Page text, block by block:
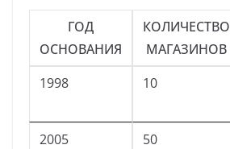
ГОД
ОСНОВАНИЯ
КОЛИЧЕСТВО
МАГАЗИНОВ
1998
10
2005
50